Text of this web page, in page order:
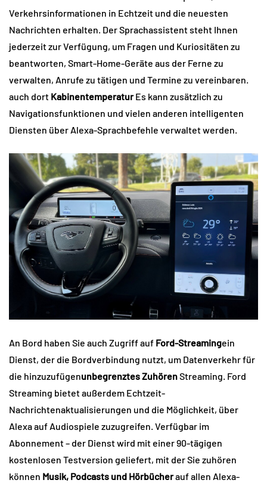
Verkehrsinformationen in Echtzeit und die neuesten
Nachrichten erhalten. Der Sprachassistent steht Ihnen
jederzeit zur Verfügung, um Fragen und Kuriositäten zu
beantworten, Smart-Home-Geräte aus der Ferne zu
verwalten, Anrufe zu tätigen und Termine zu vereinbaren.
auch dort KabinentemperaturEs kann zusätzlich zu
Navigationsfunktionen und vielen anderen intelligenten
Diensten über Alexa-Sprachbefehle verwaltet werden.
An Bord haben Sie auch Zugriff auf Ford-Streamingein
Dienst, der die Bordverbindung nutzt, um Datenverkehr für
die hinzuzufügenunbegrenztes ZuhörenStreaming. Ford
Streaming bietet außerdem Echtzeit-
Nachrichtenaktualisierungen und die Möglichkeit, über
Alexa auf Audiospiele zuzugreifen. Verfügbar im
Abonnement – ​​der Dienst wird mit einer 90-tägigen
kostenlosen Testversion geliefert, mit der Sie zuhören
können Musik, Podcasts und Hörbücherauf allen Alexa-